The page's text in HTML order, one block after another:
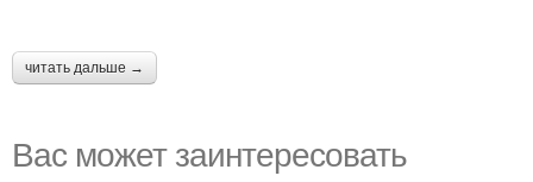
читать дальше →
Вас может заинтересовать